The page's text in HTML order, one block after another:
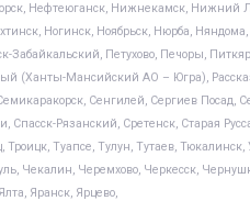
Нефтеюганск, Нижнекамск, Нижний
Ногинск, Ноябрьск, Нюрба,
Забайкальский, Петухово, Печоры,
(Ханты-Мансийский АО – Югра),
Сенгилей, Сергиев Посад,
Спасск-Рязанский, Сретенск, Старая
Троицк, Туапсе, Тулун, Тутаев,
Чекалин, Черемхово, Черкесск,
Яранск, Ярцево,